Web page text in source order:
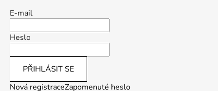
E-mail
Heslo
PŘIHLÁSIT SE
Nová registraceZapomenuté heslo